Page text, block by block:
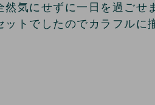
気にせずに一日を過ごせ
トでしたのでカラフルに